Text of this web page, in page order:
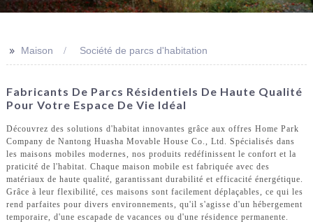
>> Maison Société de parcs d'habitation
Fabricants De Parcs Résidentiels De Haute Qualité
Pour Votre Espace De Vie Idéal
Découvrez des solutions d'habitat innovantes grâce aux offres Home Park
Company de Nantong Huasha Movable House Co., Ltd. Spécialisés dans
les maisons mobiles modernes, nos produits redéfinissent le confort et la
praticité de l'habitat. Chaque maison mobile est fabriquée avec des
matériaux de haute qualité, garantissant durabilité et efficacité énergétique.
Grâce à leur flexibilité, ces maisons sont facilement déplaçables, ce qui les
rend parfaites pour divers environnements, qu'il s'agisse d'un hébergement
temporaire, d'une escapade de vacances ou d'une résidence permanente.